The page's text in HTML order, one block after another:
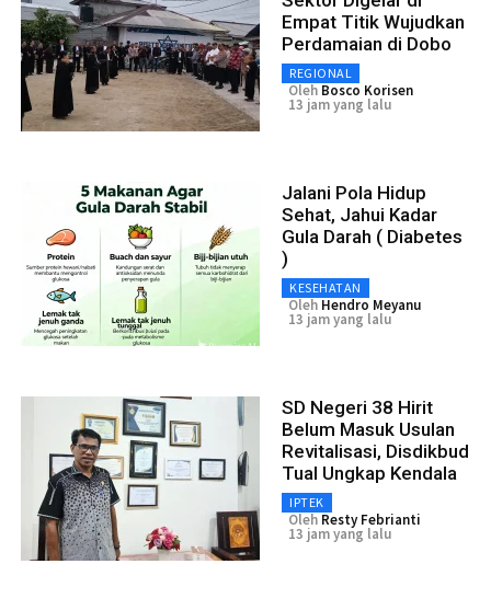
Empat Titik Wujudkan
Perdamaian di Dobo
REGIONAL
Oleh Bosco Korisen
13 jam yang lalu
Jalani Pola Hidup
Sehat, Jahui Kadar
Gula Darah ( Diabetes
)
KESEHATAN
Oleh Hendro Meyanu
13 jam yang lalu
SD Negeri 38 Hirit
Belum Masuk Usulan
Revitalisasi, Disdikbud
Tual Ungkap Kendala
IPTEK
Oleh Resty Febrianti
13 jam yang lalu